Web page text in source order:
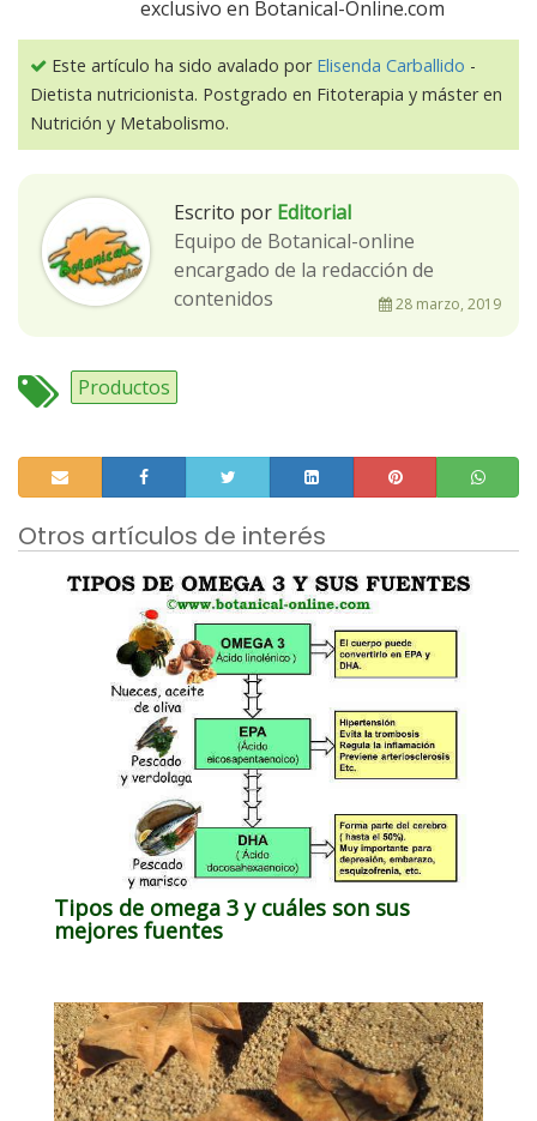
exclusivo en Botanical-Online.com
Este artículo ha sido avalado por Elisenda Carballido -
Dietista nutricionista. Postgrado en Fitoterapia y máster en
Nutrición y Metabolismo.
Escrito por Editorial
Equipo de Botanical-online
encargado de la redacción de
contenidos
28 marzo, 2019
Productos
Otros artículos de interés
Tipos de omega 3 y cuáles son sus
mejores fuentes